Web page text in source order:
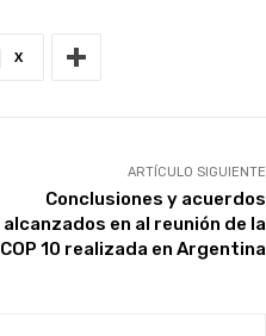
X
ARTÍCULO SIGUIENTE
Conclusiones y acuerdos
alcanzados en al reunión de la
COP 10 realizada en Argentina